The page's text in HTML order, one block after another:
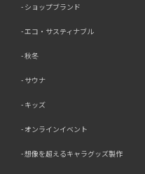
ショップブランド
エコ・サスティナブル
秋冬
サウナ
キッズ
オンラインイベント
想像を超えるキャラグッズ製作